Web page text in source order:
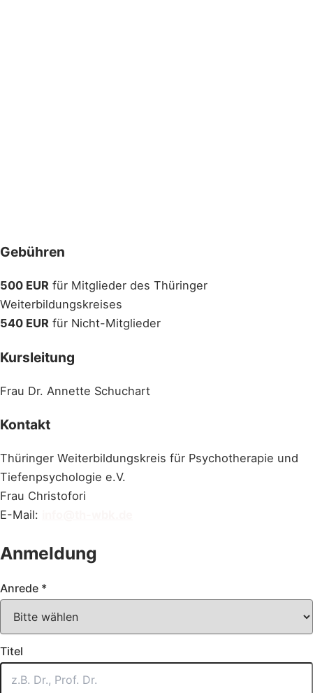
Gebühren
500 EUR für Mitglieder des Thüringer
Weiterbildungskreises
540 EUR für Nicht-Mitglieder
Kursleitung
Frau Dr. Annette Schuchart
Kontakt
Thüringer Weiterbildungskreis für Psychotherapie und
Tiefenpsychologie e.V.
Frau Christofori
E-Mail:
Anmeldung
Anrede *
Titel